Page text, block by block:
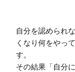
自分を認められ
くなり何をやっ
す。
その結果「自分